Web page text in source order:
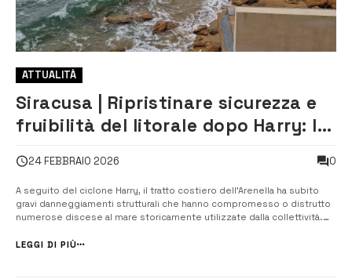
ATTUALITÀ
Siracusa | Ripristinare sicurezza e
fruibilità del litorale dopo Harry: lo
24 FEBBRAIO 2026 0
A seguito del ciclone Harry, il tratto costiero dell’Arenella ha subito
gravi danneggiamenti strutturali che hanno compromesso o distrutto
numerose discese al mare storicamente utilizzate dalla collettività.
battigia. Le precedenti discese sono crollate o completament...
LEGGI DI PIÙ